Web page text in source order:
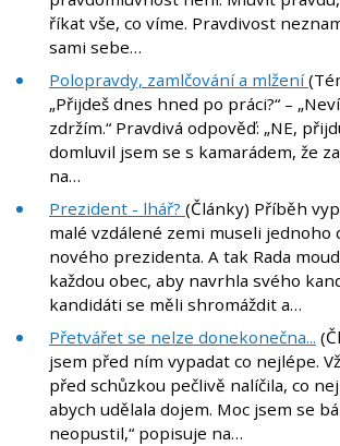
říkat vše, co víme. Pravdivost
sami sebe…
Polopravdy, zamlčování a mlžení
„Přijdeš dnes hned po práci?“ –
zdržím.“ Pravdivá odpověď: „NE,
domluvil jsem se s kamarádem, že
na…
Prezident - lhář? (Články) Příběh
malé vzdálené zemi museli jednoho
nového prezidenta. A tak Rada
každou obec, aby navrhla svého
kandidáti se měli shromáždit a…
Přetvářet se nelze donekonečna...
jsem před ním vypadat co nejlépe.
před schůzkou pečlivě nalíčila, co
abych udělala dojem. Moc jsem se
neopustil,“ popisuje na…